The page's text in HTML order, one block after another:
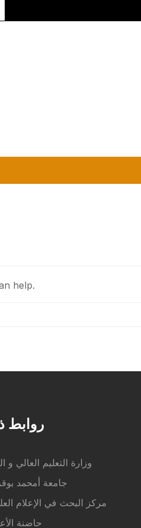
help.
روابط
وزارة التعليم العالي و
جامعة أمحمد
مركز البحث في الإعلام
حاضنة